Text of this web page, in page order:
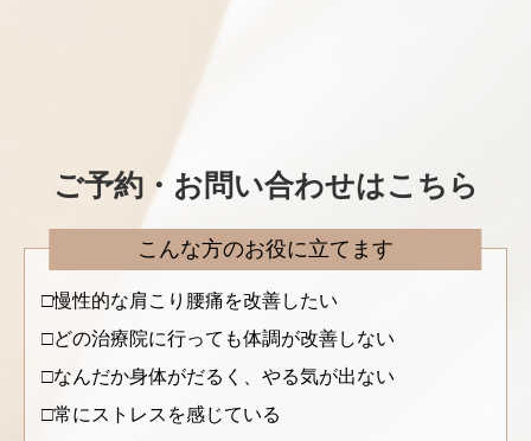
ご予約・お問い合わせはこちら
こんな方のお役に立てます
慢性的な肩こり腰痛を改善したい
どの治療院に行っても体調が改善しない
なんだか身体がだるく、やる気が出ない
常にストレスを感じている